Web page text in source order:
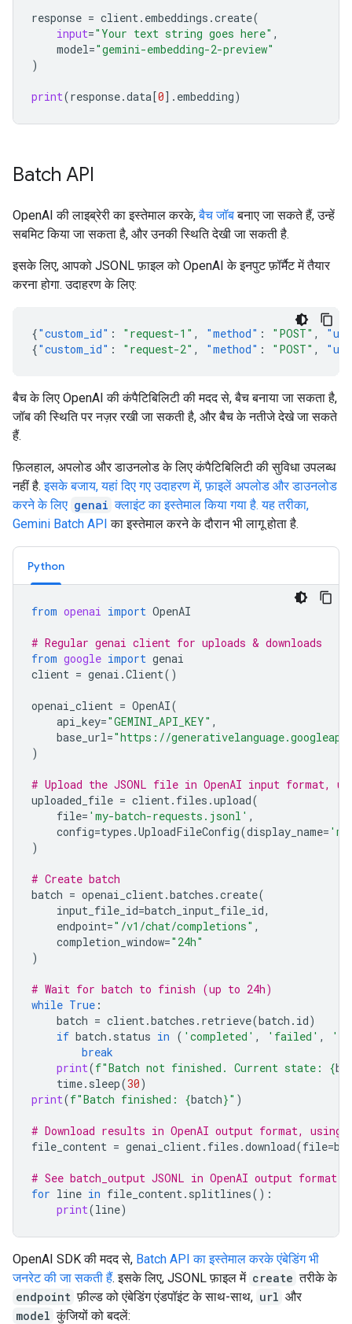
response = client. embeddings .create(
input="Your text string goes here" ,
model="gemini-embedding-2-preview"
)
print(response.data[0] . embedding)
Batch API
OpenAI की लाइब्रेरी का इस्तेमाल करके,बैच जॉबबनाए जा सकते हैं, उन्हें
सबमिट किया जा सकता है, और उनकी स्थिति देखी जा सकती है.
इसके लिए, आपको JSONL फ़ाइल को OpenAI के इनपुट फ़ॉर्मैट में तैयार
करना होगा. उदाहरण के लिए:
{"custom_id" : "request-1" , "method" : "POST" ,
{"custom_id" : "request-2" , "method" : "POST" ,
बैच के लिए OpenAI की कंपैटिबिलिटी की मदद से, बैच बनाया जा सकता है,
जॉब की स्थिति पर नज़र रखी जा सकती है, और बैच के नतीजे देखे जा सकते
हैं.
फ़िलहाल, अपलोड और डाउनलोड के लिए कंपैटिबिलिटी की सुविधा उपलब्ध
नहीं है.इसके बजाय, यहां दिए गए उदाहरण में, फ़ाइलें अपलोड और डाउनलोड
करने के लिए genai क्लाइंट का इस्तेमाल किया गया है. यह तरीका,
Gemini Batch API का इस्तेमाल करने के दौरान भी लागू होता है.
Python
from openai import OpenAI
# Regular genai client for uploads & downloads
from google import genai
client = genai .Client()
openai_client = OpenAI(
api_key="GEMINI_API_KEY" ,
base_url="https://
)
# Upload the JSONL file in OpenAI input format,
uploaded_file = client. files .upload(
file= 'my-batch-requests.jsonl' ,
config=types .UploadFileConfig(display_name=
)
# Create batch
batch = openai_client.batches .create(
input_file_id=batch_input_file_id,
endpoint="/v1/chat/completions" ,
completion_window="24h"
)
# Wait for batch to finish (up to 24h)
while True :
batch = client.batches . retrieve(batch . id)
if batch . status in ( 'completed' , 'failed' ,
break
print(f"Batch not finished. Current state: {
time. sleep(30)
print(f"Batch finished: {batch}" )
# Download results in OpenAI output format, using
file_content = genai_client. files .download(file=
# See batch_output JSONL in OpenAI output format
for line in file_content. splitlines():
print(line)
OpenAI SDK की मदद से, Batch API का इस्तेमाल करके एंबेडिंग भी
जनरेट की जा सकती हैं. इसके लिए, JSONL फ़ाइल में create तरीके के
endpoint फ़ील्ड को एंबेडिंग एंडपॉइंट के साथ-साथ, url और
model कुंजियों को बदलें: